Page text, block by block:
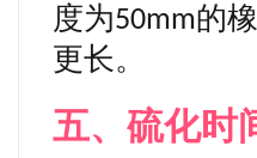
度为50mm的
更长。
五、硫化时